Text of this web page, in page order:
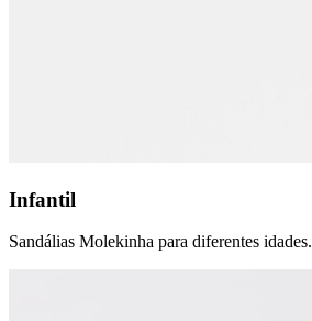
Infantil
Sandálias Molekinha para diferentes idades.